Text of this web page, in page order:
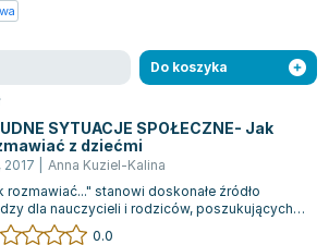
dla studentów
dla studentów
dla studentów
studentów
- książki
- książki
- książki
Do koszyka
SYTUACJE SPOŁECZNE- Jak
z dziećmi
2017
Anna Kuziel-Kalina
rozmawiać..." stanowi doskonałe źródło
dla nauczycieli i rodziców, poszukujących
w stawianiu czoła wyzwaniom...
0.0